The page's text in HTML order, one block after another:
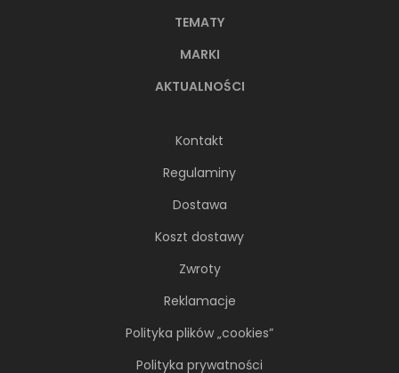
TEMATY
MARKI
AKTUALNOŚCI
Kontakt
Regulaminy
Dostawa
Koszt dostawy
Zwroty
Reklamacje
Polityka plików „cookies”
Polityka prywatności